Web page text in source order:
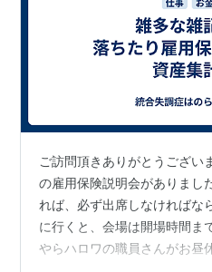
ご訪問頂きありがとうござい
の雇用保険説明会がありまし
れば、必ず出席しなければな
に行くと、会場は開場時間ま
やらハロワの職員さんがお昼